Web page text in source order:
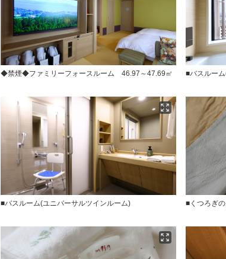
◆禁煙◆ファミリーフォースルーム 46.97～47.69㎡ ■バスルー
■バスルーム(ユニバーサルツインルーム) ■くつろぎ